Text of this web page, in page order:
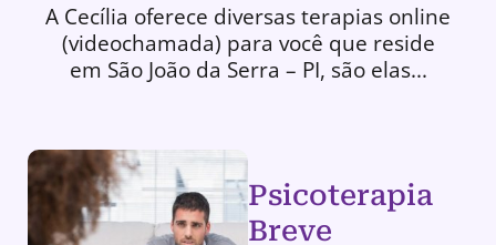
A Cecília oferece diversas terapias online
(videochamada) para você que reside
em São João da Serra – PI, são elas...
Psicoterapia
Breve